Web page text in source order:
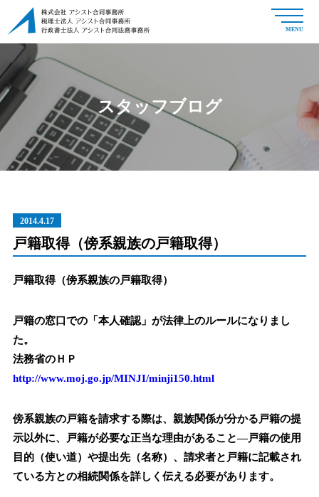
MENU
スタッフブログ
2014.4.17
戸籍取得（傍系親族の戸籍取得）
戸籍取得（傍系親族の戸籍取得）
戸籍の窓口での「本人確認」が法律上のルールになりまし
た。
法務省のＨＰ
http://www.moj.go.jp/MINJI/minji150.html
傍系親族の戸籍を請求する際は、親族関係が分かる戸籍の提
示以外に、戸籍が必要な正当な理由があること—戸籍の使用
目的（使い道）や提出先（名称）、請求者と戸籍に記載され
ている方との相続関係を詳しく伝える必要があります。